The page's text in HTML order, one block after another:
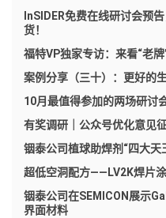
InSIDER免费在线研讨会预
货！
福特VP独家专访：来看“老
案例分享（三十）：更好的
10月最值得参加的两场研讨
有奖调研｜公众号优化意见
铟泰公司植球助焊剂“四大天
超低空洞配方——LV2K焊片
铟泰公司在SEMICON展示
界面材料